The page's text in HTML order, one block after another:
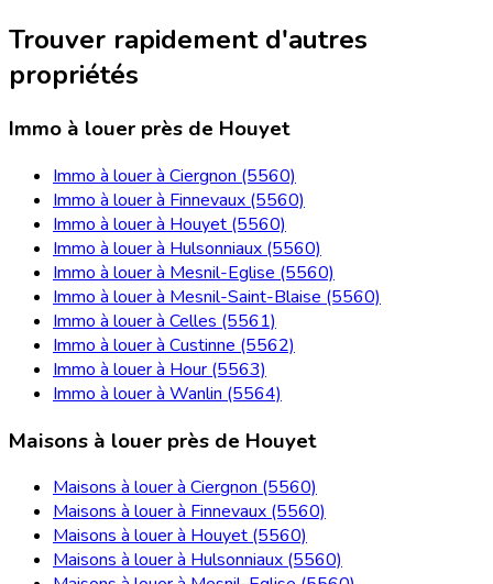
Trouver rapidement d'autres
propriétés
Immo à louer près de Houyet
Immo à louer à Ciergnon (5560)
Immo à louer à Finnevaux (5560)
Immo à louer à Houyet (5560)
Immo à louer à Hulsonniaux (5560)
Immo à louer à Mesnil-Eglise (5560)
Immo à louer à Mesnil-Saint-Blaise (5560)
Immo à louer à Celles (5561)
Immo à louer à Custinne (5562)
Immo à louer à Hour (5563)
Immo à louer à Wanlin (5564)
Maisons à louer près de Houyet
Maisons à louer à Ciergnon (5560)
Maisons à louer à Finnevaux (5560)
Maisons à louer à Houyet (5560)
Maisons à louer à Hulsonniaux (5560)